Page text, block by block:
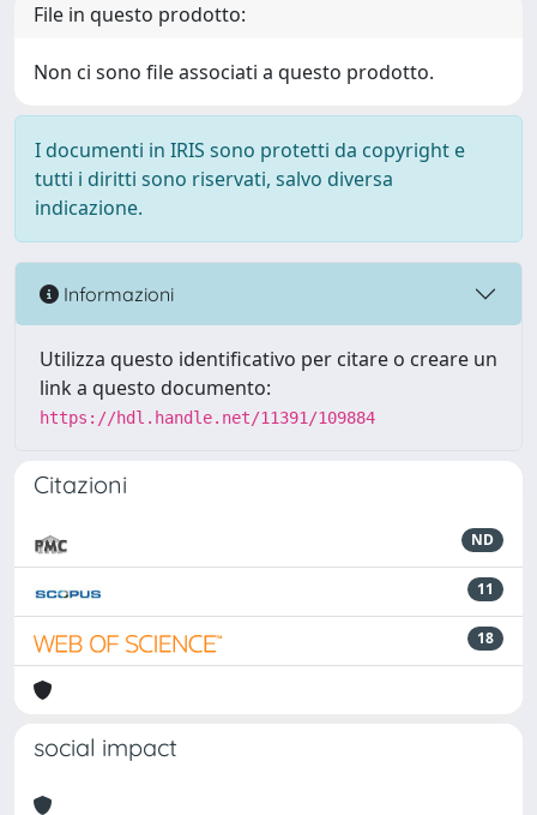
File in questo prodotto:
Non ci sono file associati a questo prodotto.
I documenti in IRIS sono protetti da copyright e
tutti i diritti sono riservati, salvo diversa
indicazione.
Informazioni
Utilizza questo identificativo per citare o creare un
link a questo documento:
https://hdl.handle.net/11391/109884
Citazioni
ND
11
18
social impact